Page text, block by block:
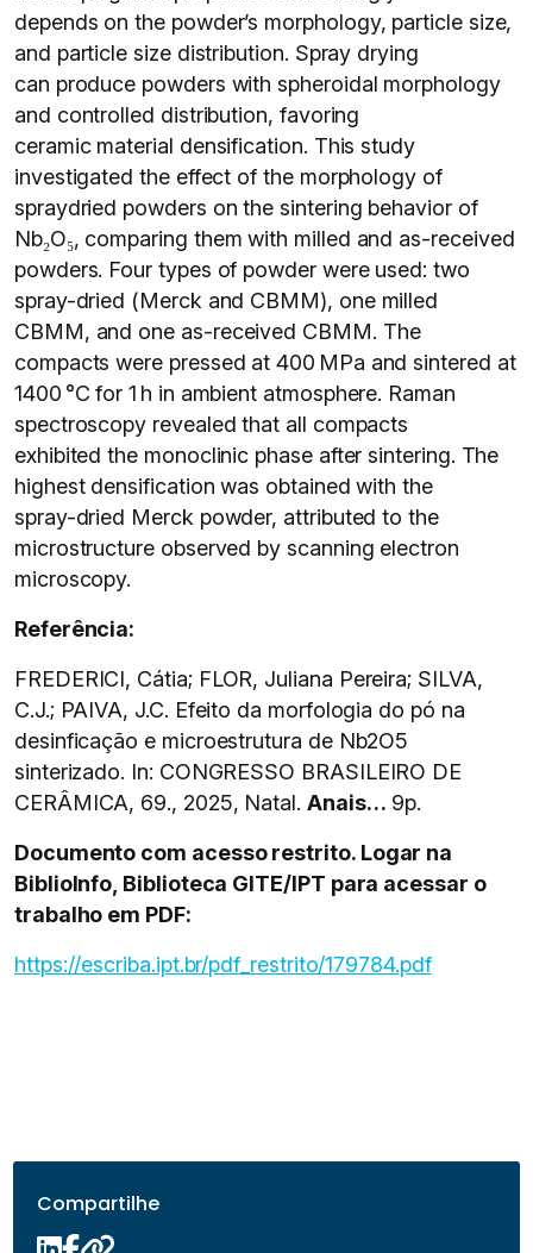
depends on the powder’s morphology, particle size,
and particle size distribution. Spray drying
can produce powders with spheroidal morphology
and controlled distribution, favoring
ceramic material densification. This study
investigated the effect of the morphology of
spraydried powders on the sintering behavior of
Nb₂O₅, comparing them with milled and as-received
powders. Four types of powder were used: two
spray-dried (Merck and CBMM), one milled
CBMM, and one as-received CBMM. The
compacts were pressed at 400 MPa and sintered at
1400 °C for 1 h in ambient atmosphere. Raman
spectroscopy revealed that all compacts
exhibited the monoclinic phase after sintering. The
highest densification was obtained with the
spray-dried Merck powder, attributed to the
microstructure observed by scanning electron
microscopy.
Referência:
FREDERICI, Cátia; FLOR, Juliana Pereira; SILVA,
C.J.; PAIVA, J.C. Efeito da morfologia do pó na
desinficação e microestrutura de Nb2O5
sinterizado. In: CONGRESSO BRASILEIRO DE
CERÂMICA, 69., 2025, Natal. Anais… 9p.
Documento com acesso restrito. Logar na
BiblioInfo, Biblioteca GITE/IPT para acessar o
trabalho em PDF:
https://escriba.ipt.br/pdf_restrito/179784.pdf
Compartilhe